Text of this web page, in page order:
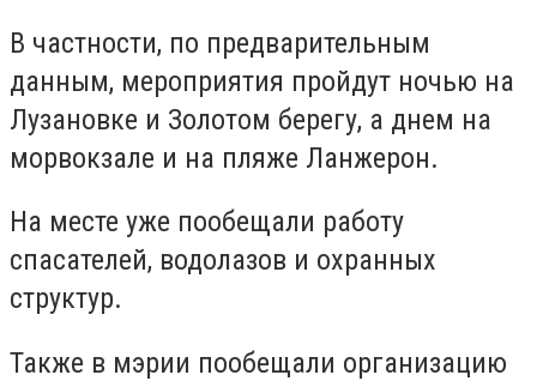
В частности, по предварительным
данным, мероприятия пройдут ночью на
Лузановке и Золотом берегу, а днем на
морвокзале и на пляже Ланжерон.
На месте уже пообещали работу
спасателей, водолазов и охранных
структур.
Также в мэрии пообещали организацию